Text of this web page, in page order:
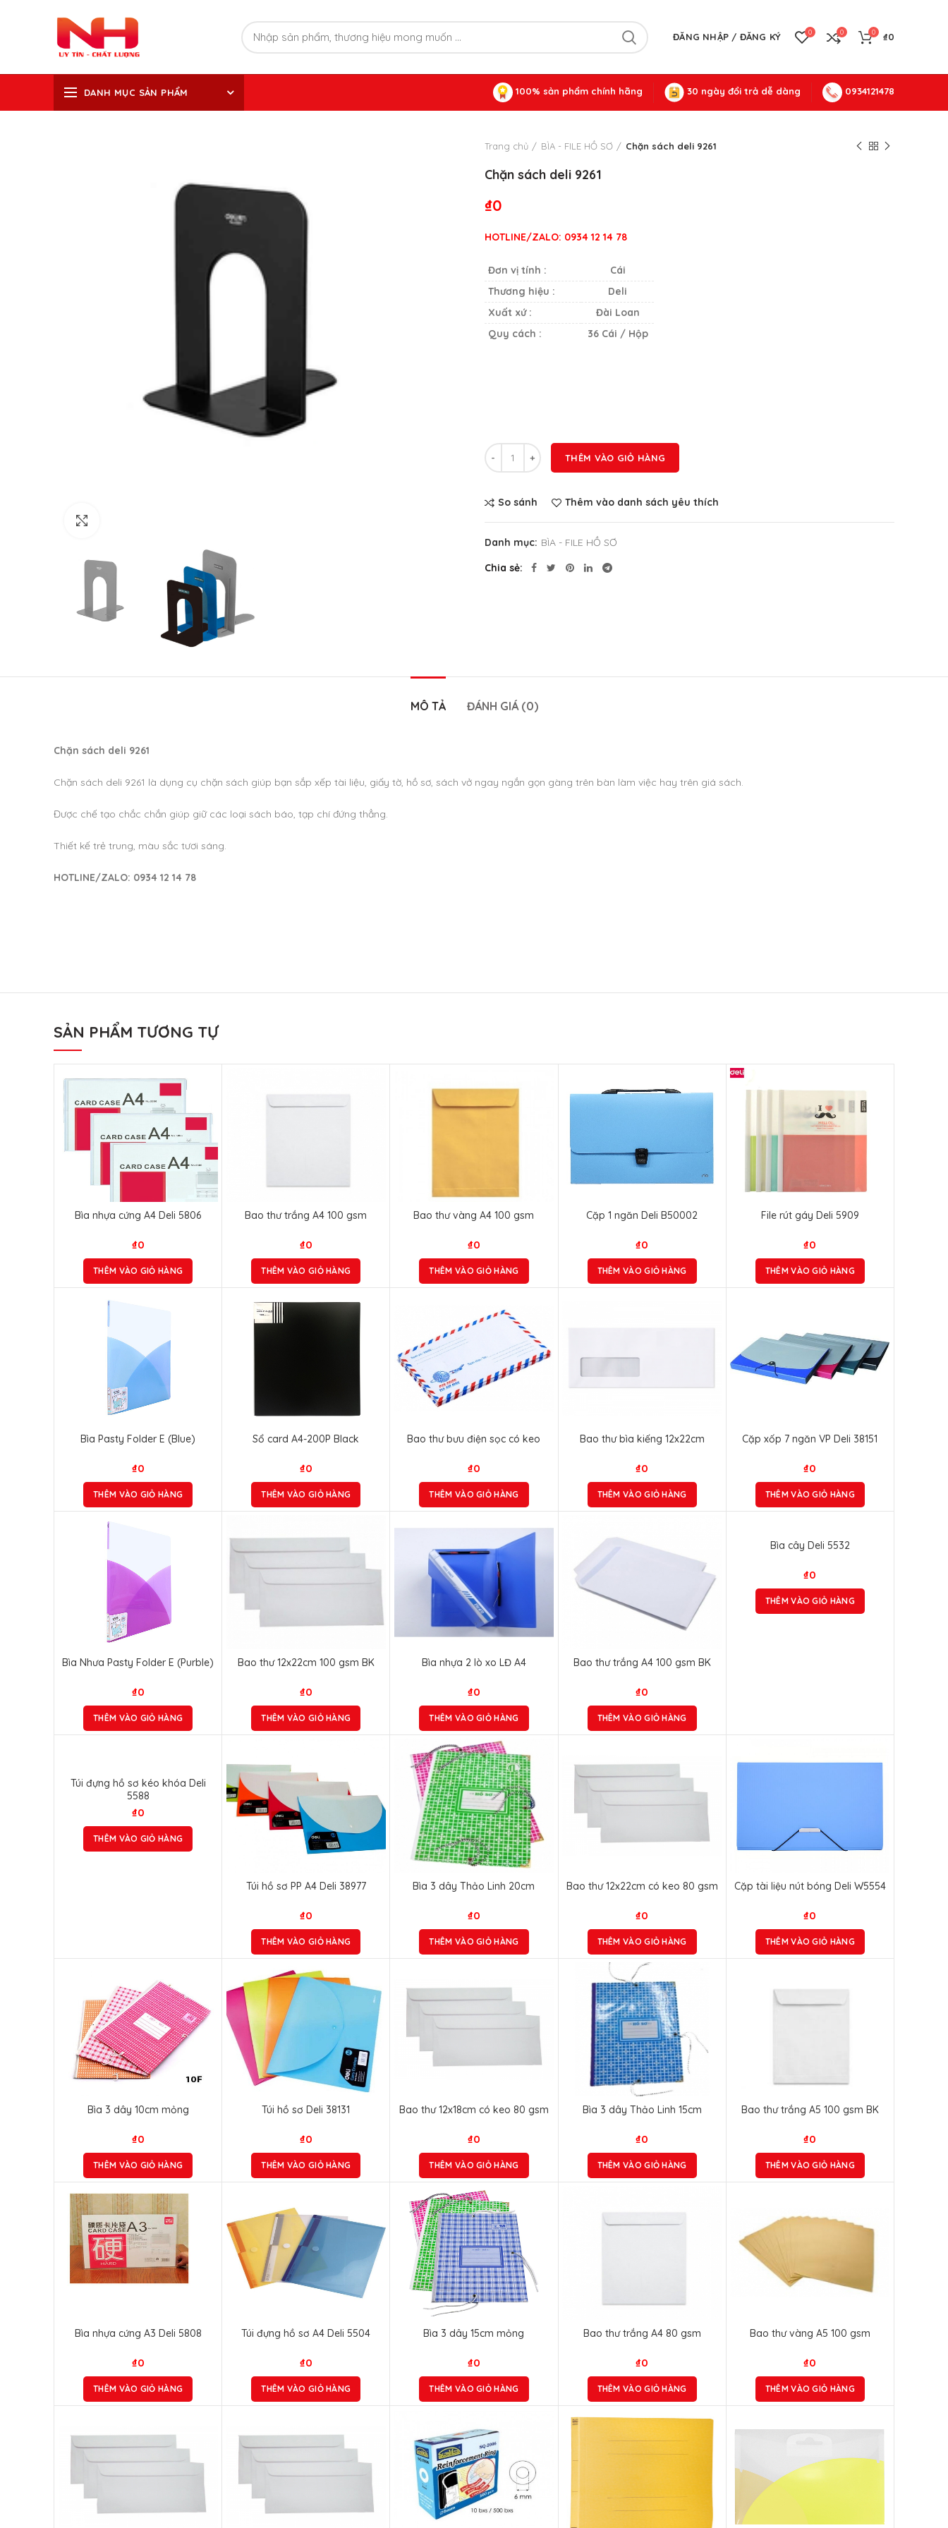
ĐĂNG NHẬP / ĐĂNG KÝ 0 0 0 ₫0
DANH MỤC SẢN PHẨM 100% sản phẩm chính hãng 30 ngày đổi trả dễ dàng 0934121478
Trang chủ BÌA - FILE HỒ SƠ Chặn sách deli 9261
Chặn sách deli 9261
₫0
HOTLINE/ZALO: 0934 12 14 78
Đơn vị tính :
Cái
Thương hiệu :
Deli
Xuất xứ :
Đài Loan
Quy cách :
36 Cái / Hộp
Số lượng
THÊM VÀO GIỎ HÀNG
So sánh Thêm vào danh sách yêu thích
Danh mục: BÌA - FILE HỒ SƠ
Chia sẻ
MÔ TẢ ĐÁNH GIÁ (0)
Chặn sách deli 9261
Chặn sách deli 9261 là dụng cụ chặn sách giúp bạn sắp xếp tài liệu, giấy tờ, hồ sơ, sách vở ngay ngắn gọn gàng trên bàn làm việc hay trên giá sách.
Được chế tạo chắc chắn giúp giữ các loại sách báo, tạp chí đứng thẳng.
Thiết kế trẻ trung, màu sắc tươi sáng.
HOTLINE/ZALO: 0934 12 14 78
SẢN PHẨM TƯƠNG TỰ
Bìa nhựa cứng A4 Deli 5806
₫0
THÊM VÀO GIỎ HÀNG
Bao thư trắng A4 100 gsm
₫0
THÊM VÀO GIỎ HÀNG
Bao thư vàng A4 100 gsm
₫0
THÊM VÀO GIỎ HÀNG
Cặp 1 ngăn Deli B50002
₫0
THÊM VÀO GIỎ HÀNG
File rút gáy Deli 5909
₫0
THÊM VÀO GIỎ HÀNG
Bìa Pasty Folder E (Blue)
₫0
THÊM VÀO GIỎ HÀNG
Sổ card A4-200P Black
₫0
THÊM VÀO GIỎ HÀNG
Bao thư bưu điện sọc có keo
₫0
THÊM VÀO GIỎ HÀNG
Bao thư bìa kiếng 12x22cm
₫0
THÊM VÀO GIỎ HÀNG
Cặp xốp 7 ngăn VP Deli 38151
₫0
THÊM VÀO GIỎ HÀNG
Bìa Nhưa Pasty Folder E (Purble)
₫0
THÊM VÀO GIỎ HÀNG
Bao thư 12x22cm 100 gsm BK
₫0
THÊM VÀO GIỎ HÀNG
Bìa nhựa 2 lò xo LĐ A4
₫0
THÊM VÀO GIỎ HÀNG
Bao thư trắng A4 100 gsm BK
₫0
THÊM VÀO GIỎ HÀNG
Bìa cây Deli 5532
₫0
THÊM VÀO GIỎ HÀNG
Túi đựng hồ sơ kéo khóa Deli
5588
₫0
THÊM VÀO GIỎ HÀNG
Túi hồ sơ PP A4 Deli 38977
₫0
THÊM VÀO GIỎ HÀNG
Bìa 3 dây Thảo Linh 20cm
₫0
THÊM VÀO GIỎ HÀNG
Bao thư 12x22cm có keo 80 gsm
₫0
THÊM VÀO GIỎ HÀNG
Cặp tài liệu nút bóng Deli W5554
₫0
THÊM VÀO GIỎ HÀNG
Bìa 3 dây 10cm mỏng
₫0
THÊM VÀO GIỎ HÀNG
Túi hồ sơ Deli 38131
₫0
THÊM VÀO GIỎ HÀNG
Bao thư 12x18cm có keo 80 gsm
₫0
THÊM VÀO GIỎ HÀNG
Bìa 3 dây Thảo Linh 15cm
₫0
THÊM VÀO GIỎ HÀNG
Bao thư trắng A5 100 gsm BK
₫0
THÊM VÀO GIỎ HÀNG
Bìa nhựa cứng A3 Deli 5808
₫0
THÊM VÀO GIỎ HÀNG
Túi đựng hồ sơ A4 Deli 5504
₫0
THÊM VÀO GIỎ HÀNG
Bìa 3 dây 15cm mỏng
₫0
THÊM VÀO GIỎ HÀNG
Bao thư trắng A4 80 gsm
₫0
THÊM VÀO GIỎ HÀNG
Bao thư vàng A5 100 gsm
₫0
THÊM VÀO GIỎ HÀNG